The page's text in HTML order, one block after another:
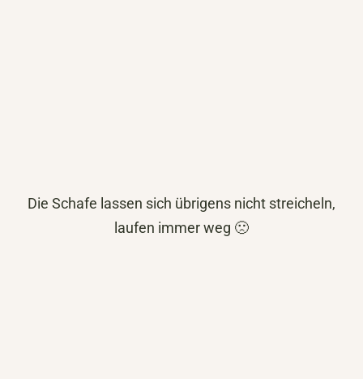
Die Schafe lassen sich übrigens nicht streicheln,
laufen immer weg 🙁